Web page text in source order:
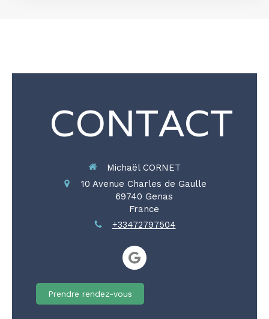
CONTACT
Michaël CORNET
10 Avenue Charles de Gaulle
69740 Genas
France
+33472797504
Prendre rendez-vous